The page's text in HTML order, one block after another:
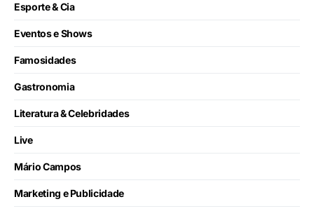
Esporte & Cia
Eventos e Shows
Famosidades
Gastronomia
Literatura & Celebridades
Live
Mário Campos
Marketing e Publicidade